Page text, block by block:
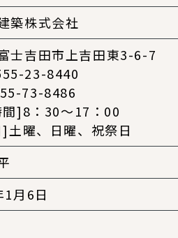
築株式会社
士吉田市上吉田東3-6-7
23-8440
73-8486
]8：30～17：00
土曜、日曜、祝祭日
月6日